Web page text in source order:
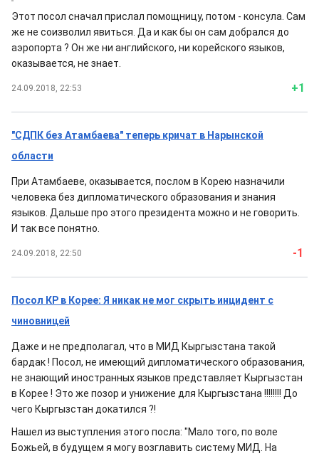
Этот посол сначал прислал помощницу, потом - консула. Сам
же не соизволил явиться. Да и как бы он сам добрался до
аэропорта ? Он же ни английского, ни корейского языков,
оказывается, не знает.
24.09.2018, 22:53 +1
"СДПК без Атамбаева" теперь кричат в Нарынской
области
При Атамбаеве, оказывается, послом в Корею назначили
человека без дипломатического образования и знания
языков. Дальше про этого президента можно и не говорить.
И так все понятно.
24.09.2018, 22:50 -1
Посол КР в Корее: Я никак не мог скрыть инцидент с
чиновницей
Даже и не предполагал, что в МИД Кыргызстана такой
бардак ! Посол, не имеющий дипломатического образования,
не знающий иностранных языков представляет Кыргызстан
в Корее ! Это же позор и унижение для Кыргызстана !!!!!!!! До
чего Кыргызстан докатился ?!
Нашел из выступления этого посла: "Мало того, по воле
Божьей, в будущем я могу возглавить систему МИД. На